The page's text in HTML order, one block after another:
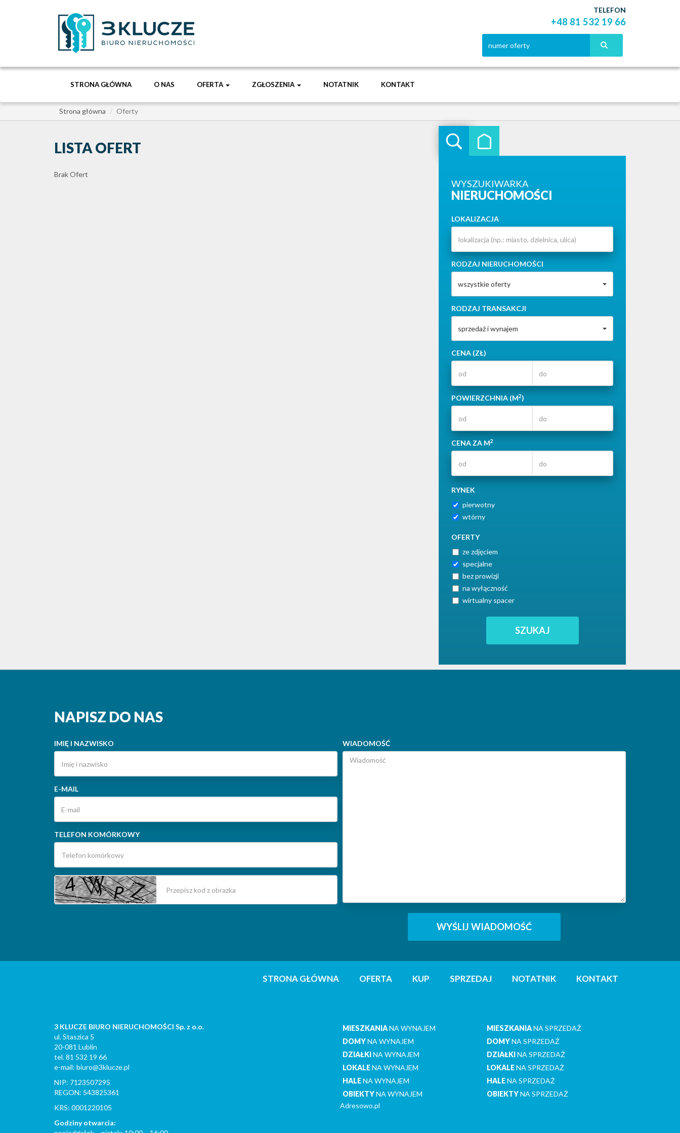
TELEFON
+48 81 532 19 66
STRONA GŁÓWNA O NAS OFERTA ZGŁOSZENIA NOTATNIK KONTAKT
Strona główna Oferty
WYSZUKIWARKA
NIERUCHOMOŚCI
LOKALIZACJA
RODZAJ NIERUCHOMOŚCI
wszystkie oferty
RODZAJ TRANSAKCJI
sprzedaż i wynajem
CENA (ZŁ)
POWIERZCHNIA (M2)
CENA ZA M2
RYNEK
pierwotny
wtórny
OFERTY
ze zdjęciem
specjalne
bez prowizji
na wyłączność
wirtualny spacer
LISTA OFERT
Brak Ofert
NAPISZ DO NAS
IMIĘ I NAZWISKO
E-MAIL
TELEFON KOMÓRKOWY
WIADOMOŚĆ
STRONA GŁÓWNA OFERTA KUP SPRZEDAJ NOTATNIK KONTAKT
3 KLUCZE BIURO NIERUCHOMOŚCI Sp. z o.o.
ul. Staszica 5
20-081 Lublin
tel. 81 532 19 66
e-mail: biuro@3klucze.pl
NIP: 7123507295
REGON: 543825361
KRS: 0001220105
Godziny otwarcia:
MIESZKANIANA WYNAJEM
DOMYNA WYNAJEM
DZIAŁKINA WYNAJEM
LOKALENA WYNAJEM
HALENA WYNAJEM
OBIEKTYNA WYNAJEM
MIESZKANIANA SPRZEDAŻ
DOMYNA SPRZEDAŻ
DZIAŁKINA SPRZEDAŻ
LOKALENA SPRZEDAŻ
HALENA SPRZEDAŻ
OBIEKTYNA SPRZEDAŻ
Adresowo.pl